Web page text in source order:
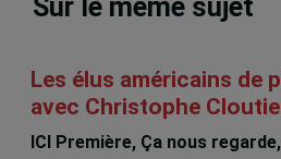
Sur le même sujet
Les élus américains de
avec Christophe
ICI Première, Ça nous